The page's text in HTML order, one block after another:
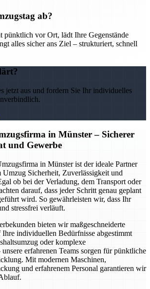
ab?
pünktlich vor Ort, lädt Ihre Gegenstände
alles sicher ans Ziel – strukturiert, schnell
jetzt aus und fordern Sie Ihr individuelles
in Münster – Sicherer
und Gewerbe
in Münster ist der ideale Partner
Sicherheit, Zuverlässigkeit und
ob bei der Verladung, dem Transport oder
darauf, dass jeder Schritt genau geplant
wird. So gewährleisten wir, dass Ihr
stressfrei verläuft.
bieten wir maßgeschneiderte
individuellen Bedürfnisse abgestimmt
oder komplexe
erfahrenen Teams sorgen für pünktliche
Mit modernen Maschinen,
und erfahrenem Personal garantieren wir